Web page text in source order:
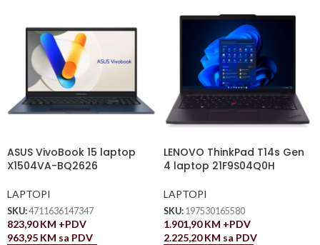
ASUS VivoBook 15 laptop
X1504VA-BQ2626
LAPTOPI
SKU:4711636147347
823,90KM +PDV
963,95 KM sa PDV
LENOVO ThinkPad T14s Gen
4 laptop 21F9S04Q0H
LAPTOPI
SKU: 197530165580
1.901,90KM +PDV
2.225,20KM sa PDV